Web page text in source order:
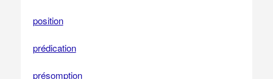
position
prédication
présomption